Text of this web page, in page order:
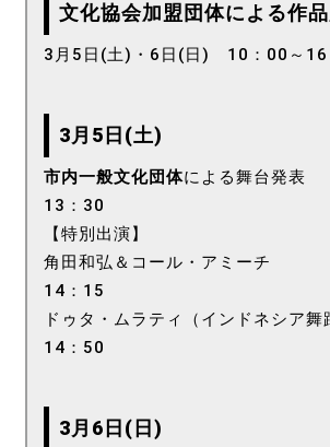
文化協会加盟団体による作
3月5日(土)・6日(日) 10：00～16
3月5日(土)
市内一般文化団体による舞台発
13：30
【特別出演】
角田和弘＆コール・アミー
14：15
ドゥタ・ムラティ（インドネシア
14：50
3月6日(日)